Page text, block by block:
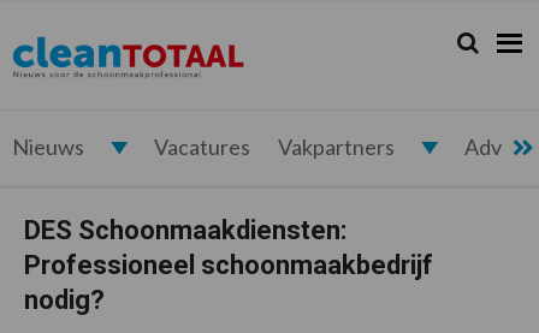
de
hoofdnavigatie
de
hoofd
de
eerste
de
voettekst
Cleantotaal.nl
Het
laatste
voor
schoonmaak
Zoeken...
Zoek
Nieuws Vacatures Vakpartners
DES Schoonmaakdiensten:
Professioneel schoonmaakbedrijf
nodig?